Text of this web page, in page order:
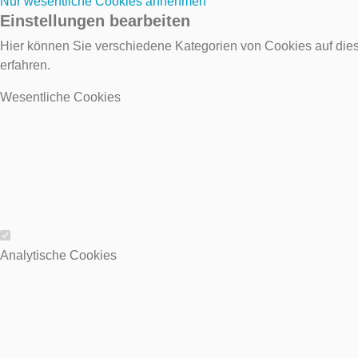
Einstellungen bearbeiten
Hier können Sie verschiedene Kategorien von Cookies auf
erfahren.
Wesentliche Cookies
Wesentliche Cookies
Analytische Cookies